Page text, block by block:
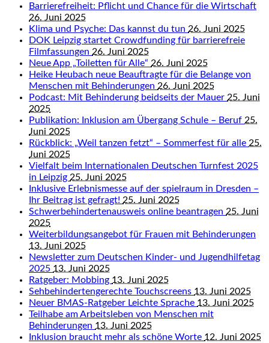
Barrierefreiheit: Pflicht und Chance für die Wirtschaft
26. Juni 2025
Klima und Psyche: Das kannst du tun 26. Juni 2025
DOK Leipzig startet Crowdfunding für barrierefreie
Filmfassungen 26. Juni 2025
Neue App „Toiletten für Alle“ 26. Juni 2025
Heike Heubach neue Beauftragte für die Belange von
Menschen mit Behinderungen 26. Juni 2025
Podcast: Mit Behinderung beidseits der Mauer 25. Juni
2025
Publikation: Inklusion am Übergang Schule – Beruf 25.
Juni 2025
Rückblick: „Weil tanzen fetzt“ – Sommerfest für alle 25.
Juni 2025
Vielfalt beim Internationalen Deutschen Turnfest 2025
in Leipzig 25. Juni 2025
Inklusive Erlebnismesse auf der spielraum in Dresden –
Ihr Beitrag ist gefragt! 25. Juni 2025
Schwerbehindertenausweis online beantragen 25. Juni
2025
Weiterbildungsangebot für Frauen mit Behinderungen
13. Juni 2025
Newsletter zum Deutschen Kinder- und Jugendhilfetag
2025 13. Juni 2025
Ratgeber: Mobbing 13. Juni 2025
Sehbehindertengerechte Touchscreens 13. Juni 2025
Neuer BMAS-Ratgeber Leichte Sprache 13. Juni 2025
Teilhabe am Arbeitsleben von Menschen mit
Behinderungen 13. Juni 2025
Inklusion braucht mehr als schöne Worte 12. Juni 2025